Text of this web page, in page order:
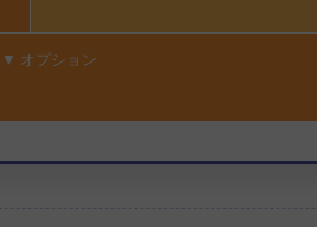
オプション